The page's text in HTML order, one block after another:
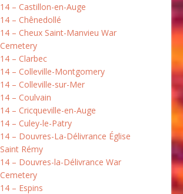
14 – Castillon-en-Auge
14 – Chênedollé
14 – Cheux Saint-Manvieu War
Cemetery
14 – Clarbec
14 – Colleville-Montgomery
14 – Colleville-sur-Mer
14 – Coulvain
14 – Cricqueville-en-Auge
14 – Culey-le-Patry
14 – Douvres-La-Délivrance Église
Saint Rémy
14 – Douvres-la-Délivrance War
Cemetery
14 – Espins